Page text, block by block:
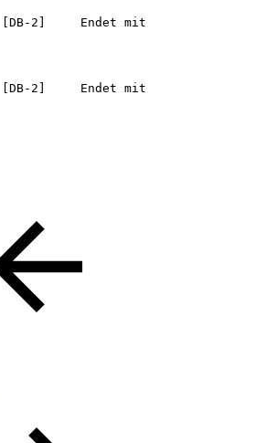
[DB-2] Endet mit
[DB-2] Endet mit